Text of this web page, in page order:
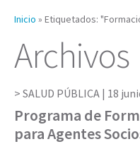
Inicio » Etiquetados:
Archivos
SALUD PÚBLICA | 18
Programa de
para Agentes